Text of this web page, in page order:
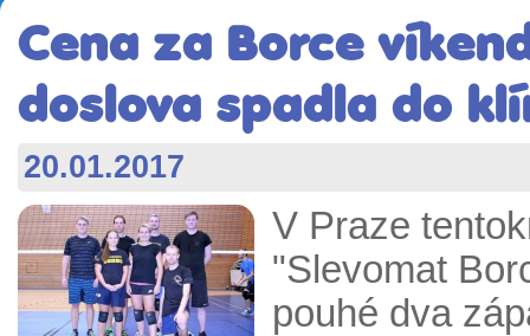
Cena za Borce
doslova spadla do
20.01.2017
V Praze
"Slevomat
pouhé dva